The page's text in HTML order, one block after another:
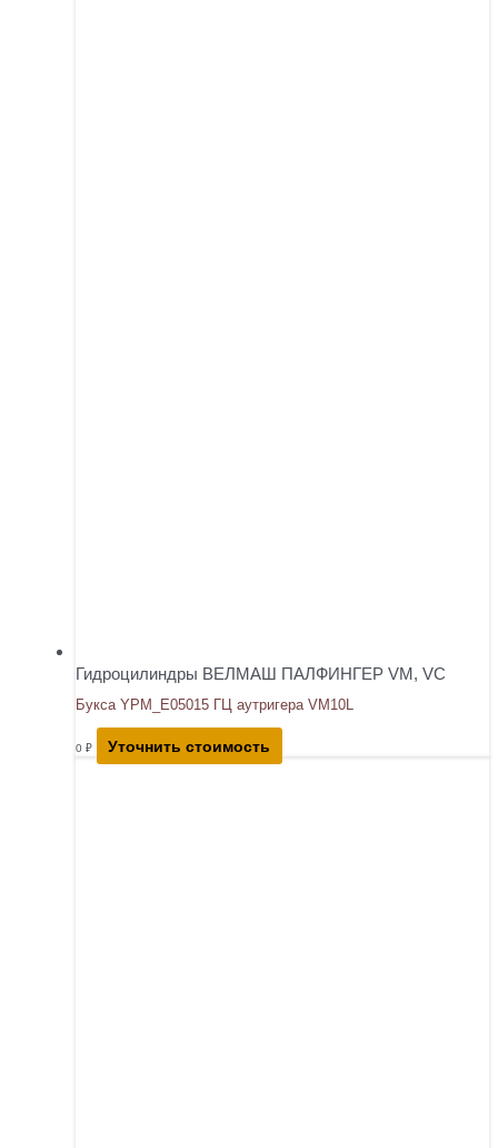
Гидроцилиндры ВЕЛМАШ ПАЛФИНГЕР VM, VC
Букса YPM_E05015 ГЦ аутригера VM10L
0 ₽ Уточнить стоимость